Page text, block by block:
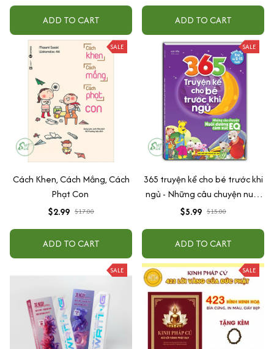
ADD TO CART ADD TO CART
SALE
Cách Khen, Cách Mắng, Cách
Phạt Con
$2.99 $17.00
ADD TO CART
SALE
365 truyện kể cho bé trước khi
ngủ - Những câu chuyện nuôi
dưỡng cảm xúc EQ (2-12 tuổi)
$5.99 $15.00
ADD TO CART
SALE SALE